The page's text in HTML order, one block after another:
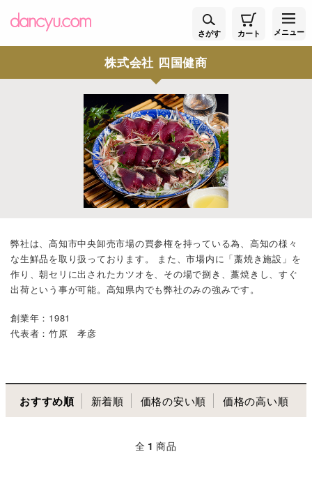
さがす カート メニュー
株式会社 四国健商
弊社は、高知市中央卸売市場の買参権を持っている為、高知の様々
な生鮮品を取り扱っております。 また、市場内に「藁焼き施設」を
作り、朝セリに出されたカツオを、その場で捌き、藁焼きし、すぐ
出荷という事が可能。高知県内でも弊社のみの強みです。
創業年：1981
代表者：竹原 孝彦
おすすめ順 新着順 価格の安い順 価格の高い順
全 1 商品